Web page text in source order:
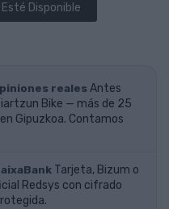
Disponible
reales Antes
Bike — más de 25
Gipuzkoa. Contamos
Tarjeta, Bizum o
Redsys con cifrado